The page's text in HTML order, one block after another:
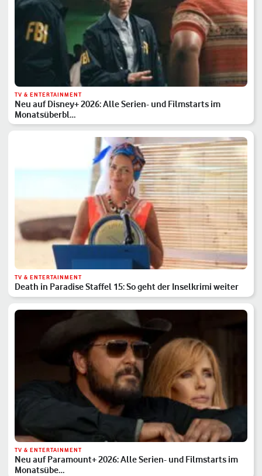
TV & ENTERTAINMENT
Neu auf Disney+ 2026: Alle Serien- und Filmstarts im
Monatsüberbl…
TV & ENTERTAINMENT
Death in Paradise Staffel 15: So geht der Inselkrimi weiter
TV & ENTERTAINMENT
Neu auf Paramount+ 2026: Alle Serien- und Filmstarts im
Monatsübe…